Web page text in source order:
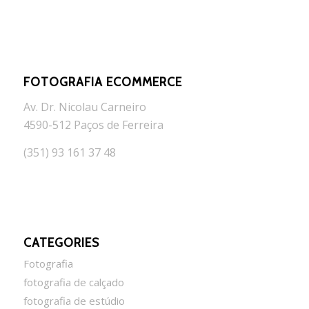
FOTOGRAFIA ECOMMERCE
Av. Dr. Nicolau Carneiro
4590-512 Paços de Ferreira
(351) 93 161 37 48
CATEGORIES
Fotografia
fotografia de calçado
fotografia de estúdio